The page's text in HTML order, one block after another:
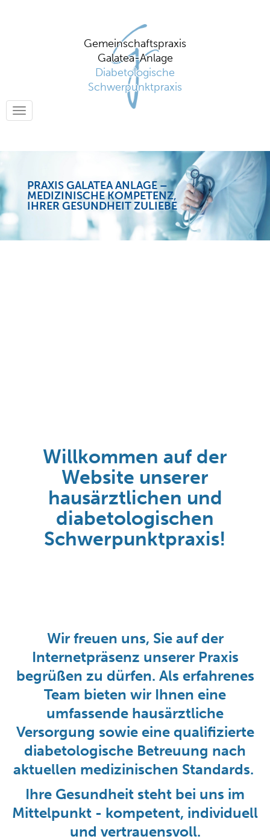
Gemeinschaftspraxis
Galatea-Anlage
Diabetologische
Schwerpunktpraxis
Toggle
PRAXIS GALATEA ANLAGE –
MEDIZINISCHE KOMPETENZ,
IHRER GESUNDHEIT ZULIEBE
Willkommen auf der
Website unserer
hausärztlichen und
diabetologischen
Schwerpunktpraxis!
Wir freuen uns, Sie auf der
Internetpräsenz unserer Praxis
begrüßen zu dürfen. Als erfahrenes
Team bieten wir Ihnen eine
umfassende hausärztliche
Versorgung sowie eine qualifizierte
diabetologische Betreuung nach
aktuellen medizinischen Standards.
Ihre Gesundheit steht bei uns im
Mittelpunkt - kompetent, individuell
und vertrauensvoll.